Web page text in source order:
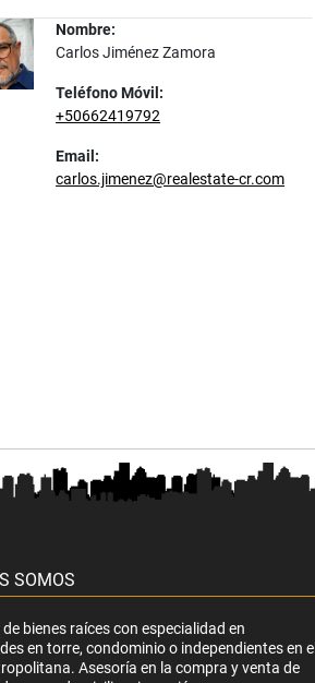
Nombre:
Carlos Jiménez Zamora
Teléfono Móvil:
+50662419792
Email:
carlos.jimenez@realestate-cr.com
SOMOS
bienes raíces con especialidad en
en torre, condominio o independientes en el
Asesoría en la compra y venta de